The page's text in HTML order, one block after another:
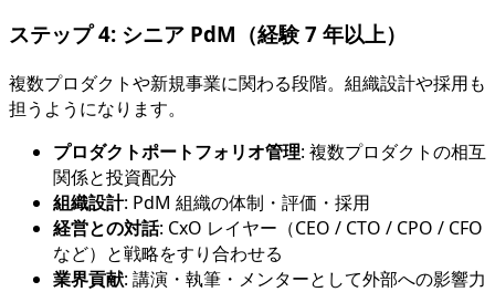
ステップ 4: シニア PdM（経験 7 年以上）
複数プロダクトや新規事業に関わる段階。組織設計や採用も
担うようになります。
プロダクトポートフォリオ管理: 複数プロダクトの相互
関係と投資配分
組織設計: PdM 組織の体制・評価・採用
経営との対話: CxO レイヤー（CEO / CTO / CPO / CFO
など）と戦略をすり合わせる
業界貢献: 講演・執筆・メンターとして外部への影響力